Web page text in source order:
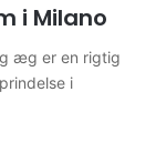
i Milano
æg er en rigtig
i